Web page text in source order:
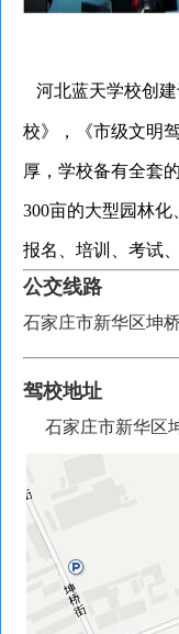
河北蓝天学校创
校》，《市级文明
厚，学校备有全套
300亩的大型园林
报名、培训、考试
公交线路
石家庄市新华区坤
驾校地址
石家庄市新华区